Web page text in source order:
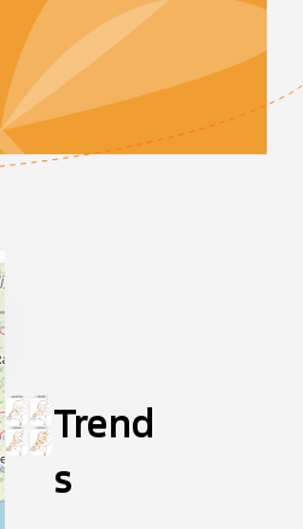
Trend
s